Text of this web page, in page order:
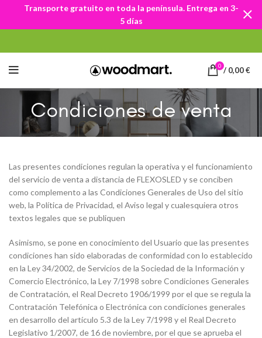
0 / 0,00€
Condiciones de venta
Las presentes condiciones regulan la operativa y el funcionamiento
del servicio de venta a distancia de FLEXOSLED y se conciben
como complemento a las Condiciones Generales de Uso del sitio
web, la Política de Privacidad, el Aviso legal y cualesquiera otros
textos legales que se publiquen
Asimismo, se pone en conocimiento del Usuario que las presentes
condiciones han sido elaboradas de conformidad con lo establecido
en la Ley 34/2002, de Servicios de la Sociedad de la Información y
Comercio Electrónico, la Ley 7/1998 sobre Condiciones Generales
de Contratación, el Real Decreto 1906/1999 por el que se regula la
Contratación Telefónica o Electrónica con condiciones generales
en desarrollo del artículo 5.3 de la Ley 7/1998 y el Real Decreto
Legislativo 1/2007, de 16 de noviembre, por el que se aprueba el
Transporte gratuito en toda la península. Entrega en 3-
5 días